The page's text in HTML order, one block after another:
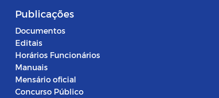
Publicações
Documentos
Editais
Horários Funcionários
Manuais
Mensário oficial
Concurso Público